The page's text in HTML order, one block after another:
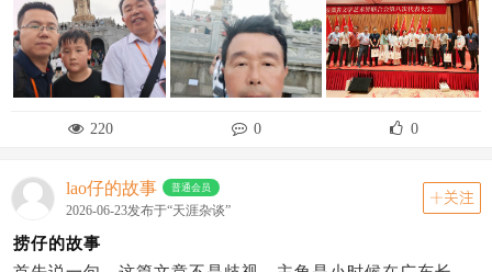
220 0 0
lao仔的故事 普通会员
2026-06-23发布于“天涯杂谈”
关注
捞仔的故事